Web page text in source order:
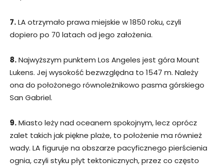
7.LA otrzymało prawa miejskie w 1850 roku, czyli
dopiero po 70 latach od jego założenia.
8.Najwyższym punktem Los Angeles jest góra Mount
Lukens. Jej wysokość bezwzględna to 1547 m. Należy
ona do położonego równoleżnikowo pasma górskiego
San Gabriel.
9.Miasto leży nad oceanem spokojnym, lecz oprócz
zalet takich jak piękne plaże, to położenie ma również
wady. LA figuruje na obszarze pacyficznego pierścienia
ognia, czyli styku płyt tektonicznych, przez co często